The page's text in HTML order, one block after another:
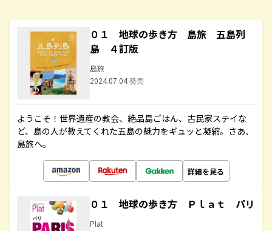
０１ 地球の歩き方 島旅 五島列
島 ４訂版
島旅
2024.07.04 発売
ようこそ！世界遺産の教会、絶品島ごはん、古民家ステイな
ど、島の人が教えてくれた五島の魅力をギュッと凝縮。さあ、
島旅へ。
詳細を見る
０１ 地球の歩き方 Ｐｌａｔ パリ
Plat